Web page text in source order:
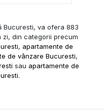
Bucuresti, va ofera 883
din categorii precum
, apartamente de
de vânzare Bucuresti,
sau apartamente de
.